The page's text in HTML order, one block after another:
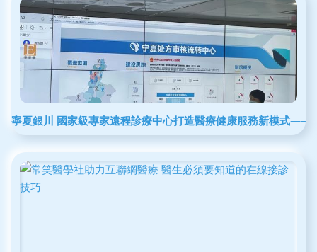
寧夏銀川 國家級專家遠程診療中心打造醫療健康服務新模式——